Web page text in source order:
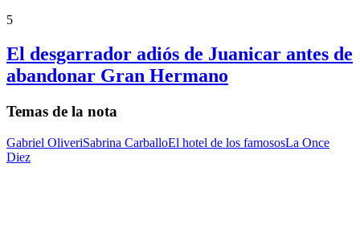
5
El desgarrador adiós de Juanicar antes de
abandonar Gran Hermano
Temas de la nota
Gabriel OliveriSabrina CarballoEl hotel de los famososLa Once
Diez